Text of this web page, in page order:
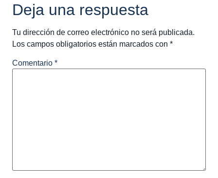
Deja una respuesta
Tu dirección de correo electrónico no será publicada.
Los campos obligatorios están marcados con *
Comentario *